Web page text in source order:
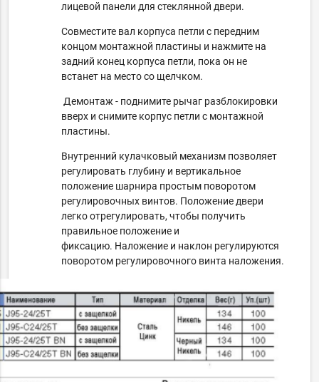
лицевой панели для стеклянной двери.
Совместите вал корпуса петли с передним
концом монтажной пластины и нажмите на
задний конец корпуса петли, пока он не
встанет на место со щелчком.
Демонтаж - поднимите рычаг разблокировки
вверх и снимите корпус петли с монтажной
пластины.
Внутренний кулачковый механизм позволяет
регулировать глубину и вертикальное
положение шарнира простым поворотом
регулировочных винтов. Положение двери
легко отрегулировать, чтобы получить
правильное положение и
фиксацию. Наложение и наклон регулируются
поворотом регулировочного винта наложения.